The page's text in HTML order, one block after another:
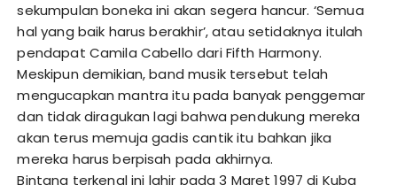
sekumpulan boneka ini akan segera hancur. ‘Semua
hal yang baik harus berakhir’, atau setidaknya itulah
pendapat Camila Cabello dari Fifth Harmony.
Meskipun demikian, band musik tersebut telah
mengucapkan mantra itu pada banyak penggemar
dan tidak diragukan lagi bahwa pendukung mereka
akan terus memuja gadis cantik itu bahkan jika
mereka harus berpisah pada akhirnya.
Bintang terkenal ini lahir pada 3 Maret 1997 di Kuba